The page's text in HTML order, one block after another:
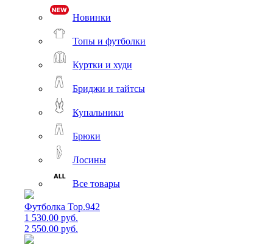
Новинки
Топы и футболки
Куртки и худи
Бриджи и тайтсы
Купальники
Брюки
Лосины
Все товары
Футболка Top.942
1 530.00 руб.
2 550.00 руб.